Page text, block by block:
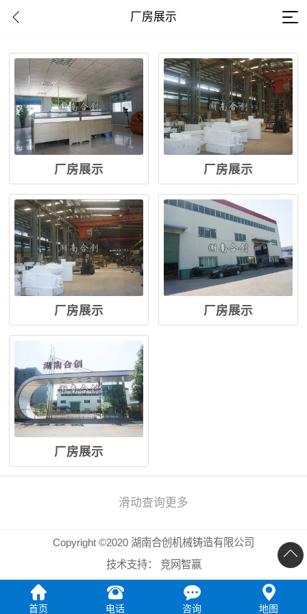
厂房展示
厂房展示 厂房展示
厂房展示 厂房展示
厂房展示
滑动查询更多
首页 电话 咨询 地图
Copyright ©2020 湖南合创机械铸造有限公司
技术支持：
竞网智赢